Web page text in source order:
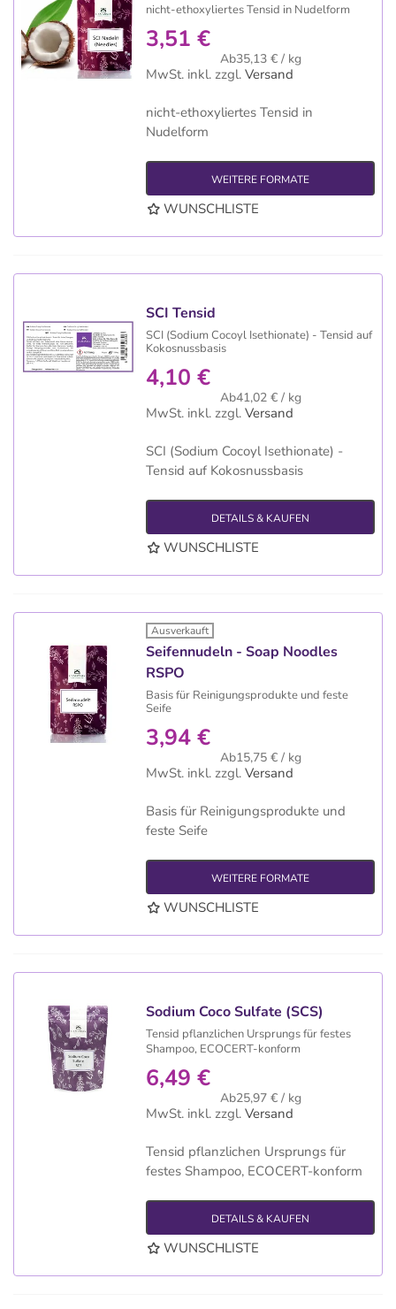
nicht-ethoxyliertes Tensid in Nudelform
3,51 €
Ab35,13 € / kg
MwSt. inkl. zzgl. Versand
nicht-ethoxyliertes Tensid in
Nudelform
WEITERE FORMATE
WUNSCHLISTE
SCI Tensid
SCI (Sodium Cocoyl Isethionate) - Tensid auf
Kokosnussbasis
4,10 €
Ab41,02 € / kg
MwSt. inkl. zzgl. Versand
SCI (Sodium Cocoyl Isethionate) -
Tensid auf Kokosnussbasis
DETAILS & KAUFEN
WUNSCHLISTE
Ausverkauft
Seifennudeln - Soap Noodles
RSPO
Basis für Reinigungsprodukte und feste
Seife
3,94 €
Ab15,75 € / kg
MwSt. inkl. zzgl. Versand
Basis für Reinigungsprodukte und
feste Seife
WEITERE FORMATE
WUNSCHLISTE
Sodium Coco Sulfate (SCS)
Tensid pflanzlichen Ursprungs für festes
Shampoo, ECOCERT-konform
6,49 €
Ab25,97 € / kg
MwSt. inkl. zzgl. Versand
Tensid pflanzlichen Ursprungs für
festes Shampoo, ECOCERT-konform
DETAILS & KAUFEN
WUNSCHLISTE